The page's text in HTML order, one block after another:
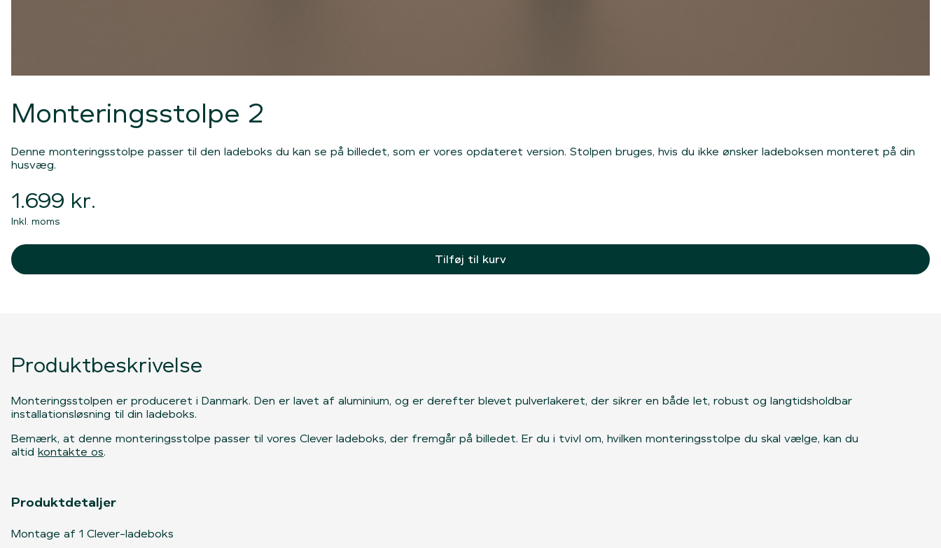
Monteringsstolpe 2
Denne monteringsstolpe passer til den ladeboks du kan se på billedet, som er vores opdateret version. Stolpen bruges, hvis du ikke ønsker ladeboksen monteret på din
husvæg.
1.699 kr.
Inkl. moms
Tilføj til kurv
Produktbeskrivelse
Monteringsstolpen er produceret i Danmark. Den er lavet af aluminium, og er derefter blevet pulverlakeret, der sikrer en både let, robust og langtidsholdbar
installationsløsning til din ladeboks.
Bemærk, at denne monteringsstolpe passer til vores Clever ladeboks, der fremgår på billedet. Er du i tvivl om, hvilken monteringsstolpe du skal vælge, kan du
altid kontakte os.
Produktdetaljer
Montage af 1 Clever-ladeboks